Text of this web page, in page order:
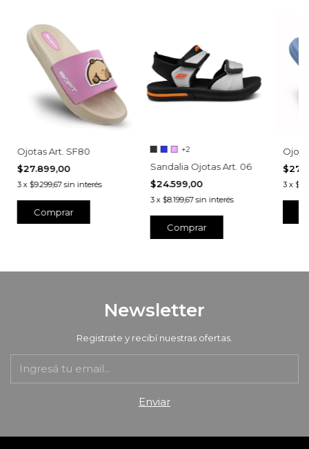
Ojotas Art. SF80
$27.899,00
3 x $9.299,67 sin interés
Comprar
+2
Sandalia Ojotas Art. 06
$24.599,00
3 x $8.199,67 sin interés
Comprar
3 x
Newsletter
Registrate y recibí nuestras ofertas.